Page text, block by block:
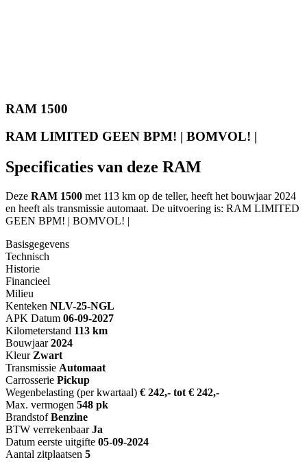
RAM 1500
RAM LIMITED GEEN BPM! | BOMVOL! |
Specificaties van deze RAM
Deze RAM 1500 met 113 km op de teller, heeft het bouwjaar 2024
en heeft als transmissie automaat. De uitvoering is: RAM LIMITED
GEEN BPM! | BOMVOL! |
Basisgegevens
Technisch
Historie
Financieel
Milieu
Kenteken NLV-25-NGL
APK Datum 06-09-2027
Kilometerstand 113 km
Bouwjaar 2024
Kleur Zwart
Transmissie Automaat
Carrosserie Pickup
Wegenbelasting (per kwartaal) € 242,- tot € 242,-
Max. vermogen 548 pk
Brandstof Benzine
BTW verrekenbaar Ja
Datum eerste uitgifte 05-09-2024
Aantal zitplaatsen 5